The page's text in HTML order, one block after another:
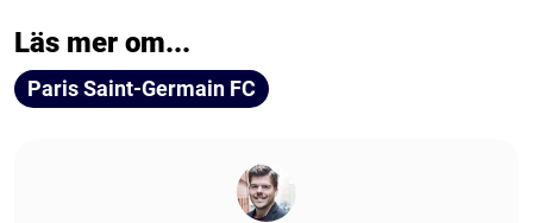
Läs mer om...
Paris Saint-Germain FC